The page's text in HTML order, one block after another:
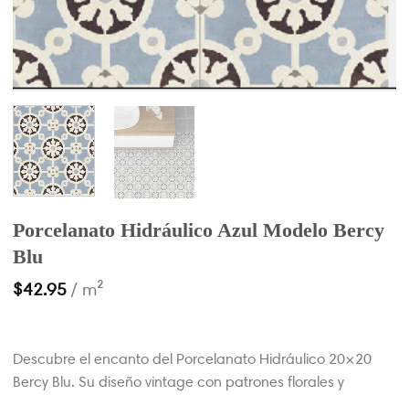
Porcelanato Hidráulico Azul Modelo Bercy
Blu
$42.95 / m²
Descubre el encanto del Porcelanato Hidráulico 20×20
Bercy Blu. Su diseño vintage con patrones florales y